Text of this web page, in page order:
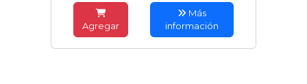
Agregar
Más
información